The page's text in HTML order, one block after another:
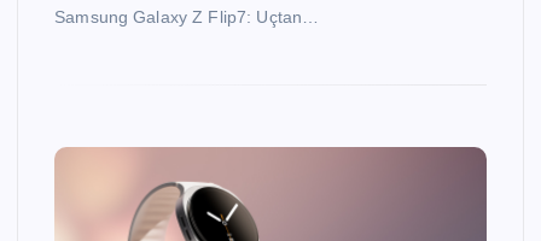
Samsung Galaxy Z Flip7: Uçtan…